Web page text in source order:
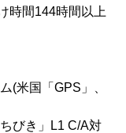
間144時間以上
国「GPS」、
L1 C/A対